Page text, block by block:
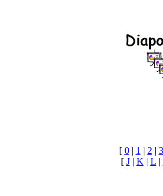
[ 0| 1 | 2 | 3
[ J| K | L |